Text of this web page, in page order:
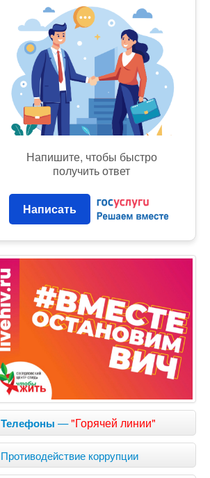
Напишите, чтобы быстро
получить ответ
Написать
Телефоны —"Горячей линии"
Противодействие коррупции